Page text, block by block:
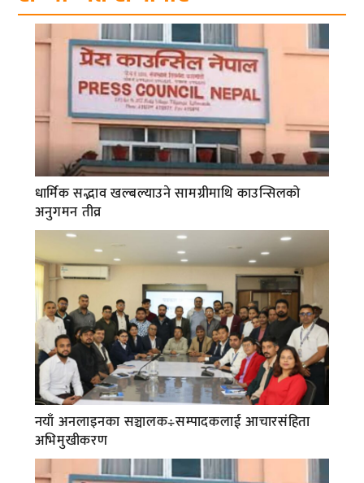
धार्मिक सद्भाव खल्बल्याउने सामग्रीमाथि काउन्सिलको
अनुगमन तीव्र
नयाँ अनलाइनका सञ्चालक÷सम्पादकलाई आचारसंहिता
अभिमुखीकरण